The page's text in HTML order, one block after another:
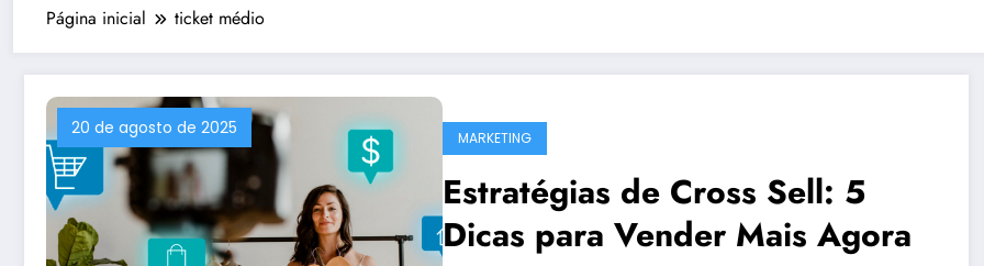
Página inicial ticket médio
20 de agosto de 2025 MARKETING
Estratégias de Cross Sell: 5
Dicas para Vender Mais Agora